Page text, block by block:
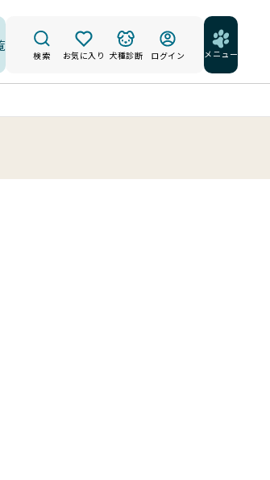
検索 お気に入り 犬種診断 ログイン メニュー